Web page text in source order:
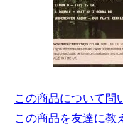
この商品について問
この商品を友達に教